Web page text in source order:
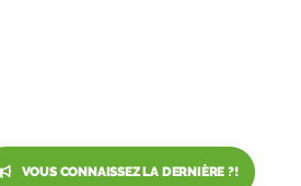
VOUS CONNAISSEZ LA DERNIÈRE ?!